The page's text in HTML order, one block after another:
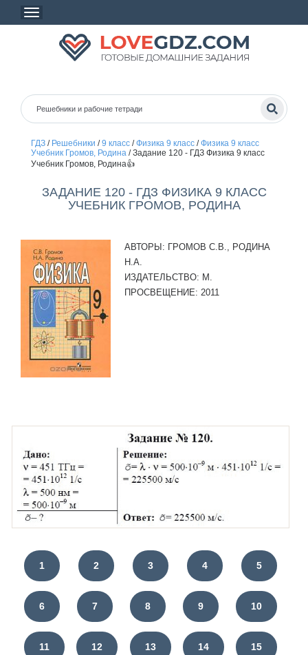
ГДЗ/ Решебники /9 класс/Физика 9 класс/Физика 9 класс
Учебник Громов, Родина/Задание 120 - ГДЗ Физика 9 класс
Учебник Громов, Родина👍
ЗАДАНИЕ 120 - ГДЗ ФИЗИКА 9 КЛАСС
УЧЕБНИК ГРОМОВ, РОДИНА
АВТОРЫ: ГРОМОВ С.В., РОДИНА
Н.А.
ИЗДАТЕЛЬСТВО: М.
ПРОСВЕЩЕНИЕ: 2011
1 2 3 4 5
6 7 8 9 10
11 12 13 14 15